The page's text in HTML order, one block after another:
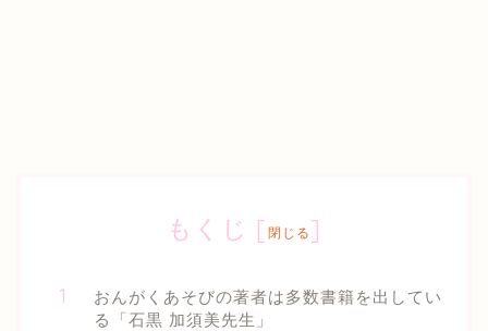
もくじ [ 閉じる ]
おんがくあそびの著者は多数書籍を出してい
る「石黒 加須美先生」